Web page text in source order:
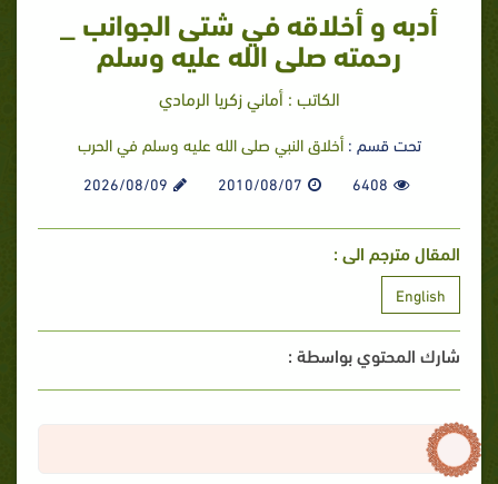
أدبه و أخلاقه في شتى الجوانب _
رحمته صلى الله عليه وسلم
الكاتب : أماني زكريا الرمادي
تحت قسم :أخلاق النبي صلى الله عليه وسلم في الحرب
6408
2010/08/07
2026/08/09
المقال مترجم الى :
English
شارك المحتوي بواسطة :